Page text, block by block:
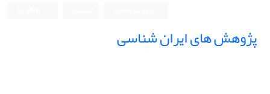
پژوهش های ایران شناسی